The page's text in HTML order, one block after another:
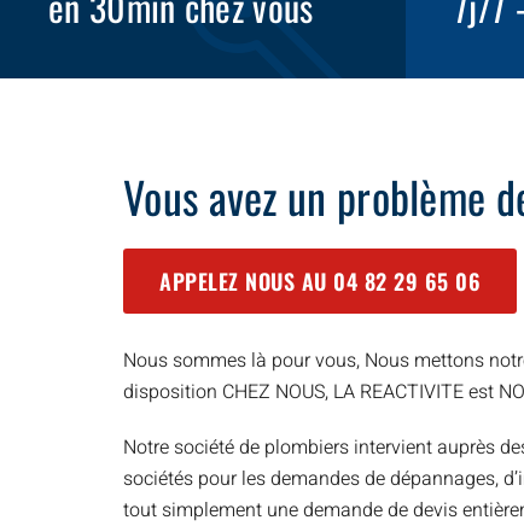
Vous avez un problème
APPELEZ NOUS AU 04 82 29 65 06
Nous sommes là pour vous, Nous mettons
disposition CHEZ NOUS, LA REACTIVITE est
Notre société de plombiers intervient auprès
sociétés pour les demandes de dépannages,
tout simplement une demande de devis